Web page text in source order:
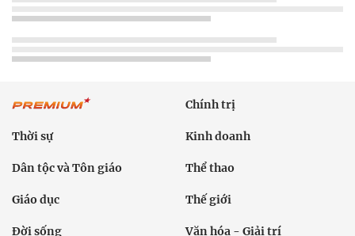
Chính trị
Thời sự Kinh doanh
Dân tộc và Tôn giáo Thể thao
Giáo dục Thế giới
Đời sống Văn hóa - Giải trí